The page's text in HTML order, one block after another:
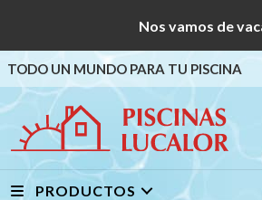
Nos vamos de
TODO UN MUNDO PARA TU PISCINA
PRODUCTOS